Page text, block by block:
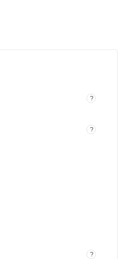
?
?
?